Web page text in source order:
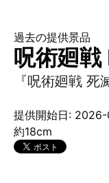
過去の提供景品
呪術廻
『呪術廻戦
提供開始日:
約18cm